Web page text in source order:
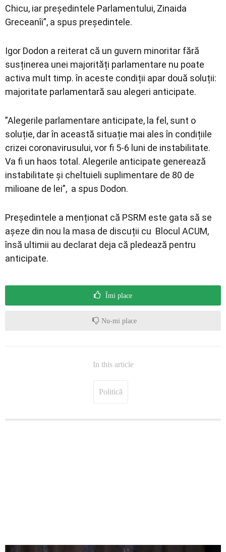
Chicu, iar președintele Parlamentului, Zinaida
Greceanîi”, a spus președintele.
Igor Dodon a reiterat că un guvern minoritar fără
susținerea unei majorități parlamentare nu poate
activa mult timp. în aceste condiții apar două soluții:
majoritate parlamentară sau alegeri anticipate.
”Alegerile parlamentare anticipate, la fel, sunt o
soluție, dar în această situație mai ales în condițiile
crizei coronavirusului, vor fi 5-6 luni de instabilitate.
Va fi un haos total. Alegerile anticipate generează
instabilitate și cheltuieli suplimentare de 80 de
milioane de lei”, a spus Dodon.
Președintele a menționat că PSRM este gata să se
așeze din nou la masa de discuții cu Blocul ACUM,
însă ultimii au declarat deja că pledează pentru
anticipate.
Îmi place
Nu-mi place
In this article
Politică